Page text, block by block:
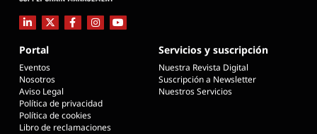
Portal
Eventos
Nosotros
Aviso Legal
Política de privacidad
Política de cookies
Libro de reclamaciones
Servicios y suscripción
Nuestra Revista Digital
Suscripción a Newsletter
Nuestros Servicios